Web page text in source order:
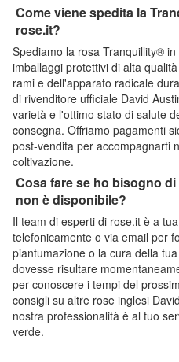
Come viene spedita la
rose.it?
Spediamo la rosa Tranquillity®
imballaggi protettivi di alta
rami e dell'apparato radicale
di rivenditore ufficiale David
varietà e l'ottimo stato di salute
consegna. Offriamo pagamenti
post-vendita per accompagnarti
coltivazione.
Cosa fare se ho bisogno
non è disponibile?
Il team di esperti di rose.it è a
telefonicamente o via email per
piantumazione o la cura della
dovesse risultare
per conoscere i tempi del
consigli su altre rose inglesi
nostra professionalità è al tuo
verde.